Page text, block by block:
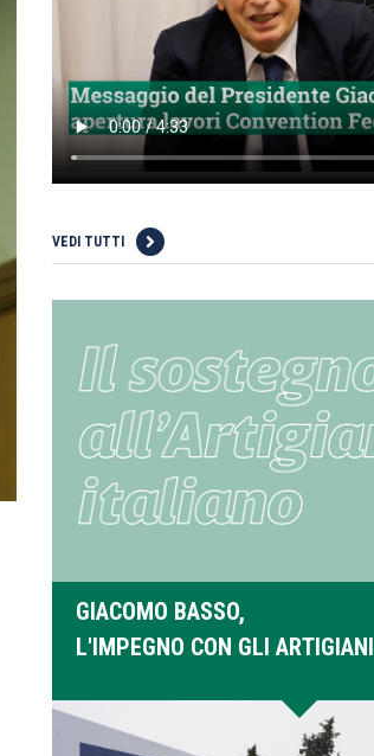
VEDI TUTTI
GIACOMO BASSO,
L'IMPEGNO CON GLI ARTIGIANI